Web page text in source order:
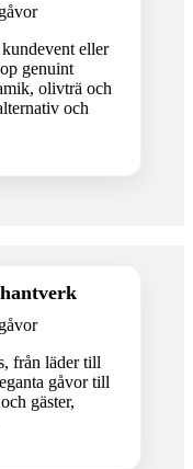
eller
genuint
olivträ och
och
från läder till
gåvor till
gäster,